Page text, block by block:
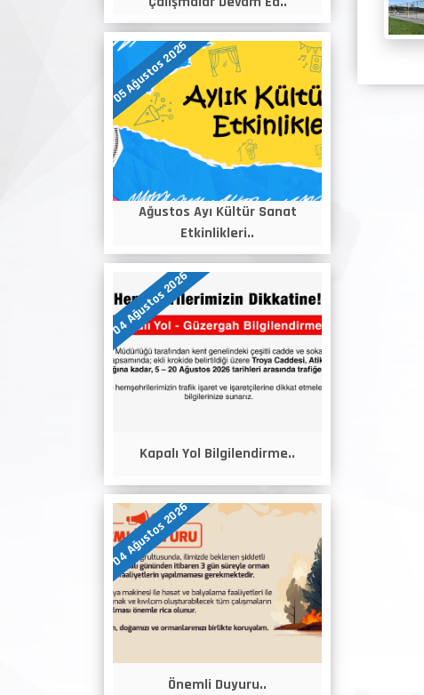
05 Ağustos 2026
Ağustos Ayı Kültür Sanat
Etkinlikleri..
04 Ağustos 2026
Kapalı Yol Bilgilendirme..
04 Ağustos 2026
Önemli Duyuru..